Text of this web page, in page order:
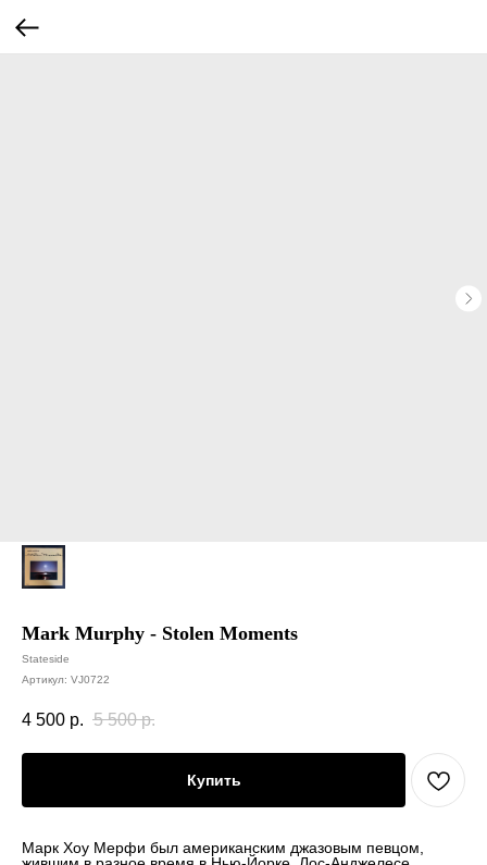
Mark Murphy - Stolen Moments
Stateside
Артикул: VJ0722
4 500 р. 5 500 р.
Купить
Марк Хоу Мерфи был американским джазовым певцом,